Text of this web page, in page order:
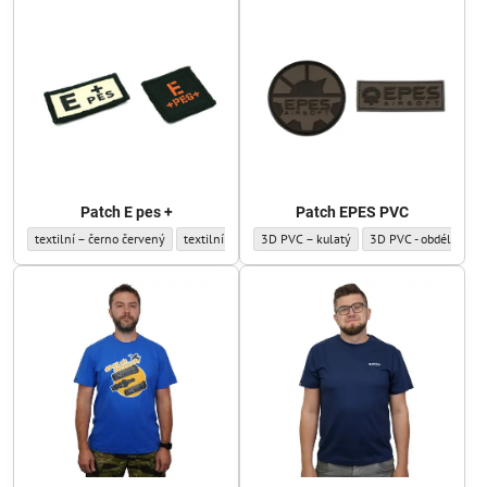
Patch E pes +
Patch E pes + - Patch:
textilní – černo červený Patch E pes + - Patch:
textilní – olivově zelený
Patch EPES PVC
Patch EPES PVC - Patch:
3D PVC – kulatý Patch EPES PVC -
3D PVC - obdélníkový